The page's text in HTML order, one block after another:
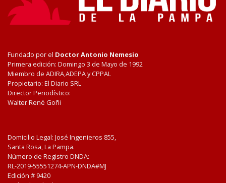
Fundado por el Doctor Antonio Nemesio
Primera edición: Domingo 3 de Mayo de 1992
Miembro de ADIRA,ADEPA y CPPAL
Propietario: El Diario SRL
Director Periodístico:
Walter René Goñi
Domicilio Legal: José Ingenieros 855,
Santa Rosa, La Pampa.
Número de Registro DNDA:
RL-2019-55551274-APN-DNDA#MJ
Edición # 9420